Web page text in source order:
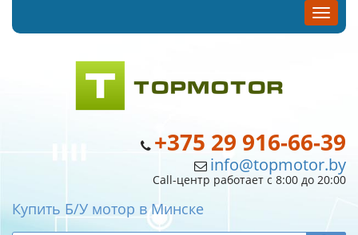
+375 29 916-66-39
info@topmotor.by
Call-центр работает с 8:00 до 20:00
Купить Б/У мотор в Минске